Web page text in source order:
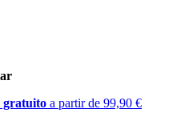
gratuito a partir de 99,90 €